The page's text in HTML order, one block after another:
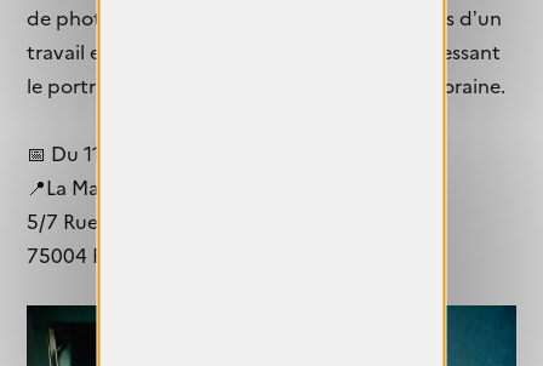
de photographies couvrant plus de trente ans d’un
travail exigeant et profondément humain, dressant
le portrait complexe de l’Amérique contemporaine.
📅 Du 11 février au 24 mai 2026
📍La Maison Européenne de la Photographie
5/7 Rue de Fourcy
75004 Paris